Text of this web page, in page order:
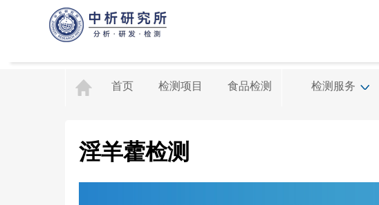
首页 检测项目 食品检测 检测服务
淫羊藿检测